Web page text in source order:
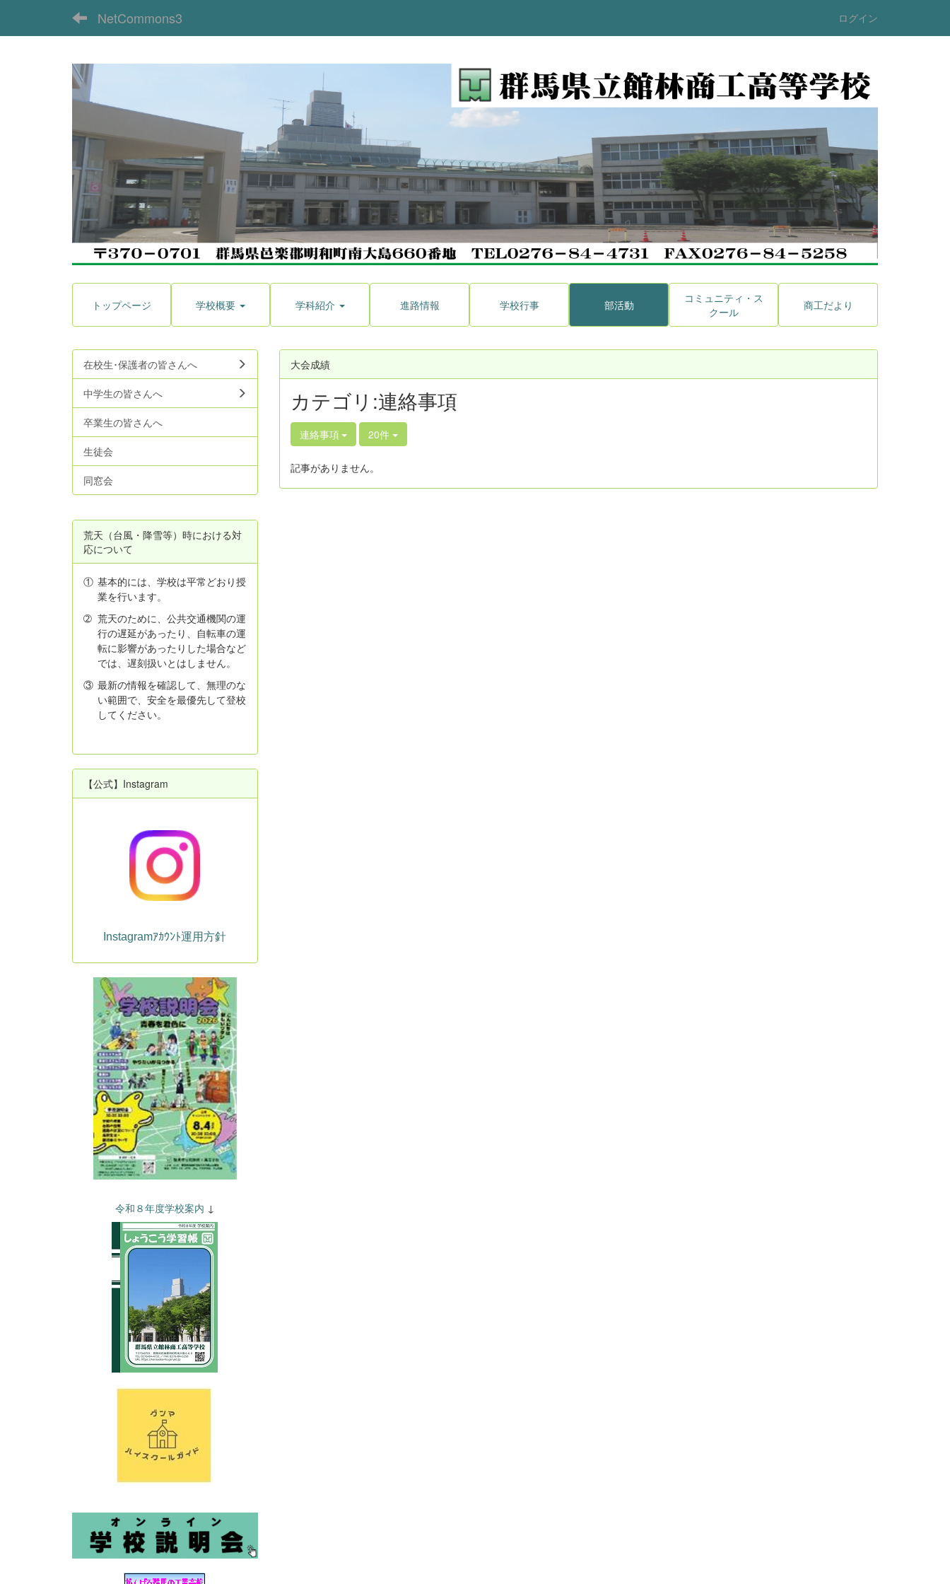
NetCommons3 ログイン
トップページ 学校概要 学科紹介 進路情報 学校行事 部活動
コミュニティ・ス
クール
商工だより
大会成績
カテゴリ:連絡事項
連絡事項 20件
記事がありません。
在校生･保護者の皆さんへ
中学生の皆さんへ
卒業生の皆さんへ
生徒会
同窓会
荒天（台風・降雪等）時における対
応について
① 基本的には、学校は平常どおり授
業を行います。
➁ 荒天のために、公共交通機関の運
行の遅延があったり、自転車の運
転に影響があったりした場合など
では、遅刻扱いとはしません。
③ 最新の情報を確認して、無理のな
い範囲で、安全を最優先して登校
してください。
【公式】Instagram
Instagramｱｶｳﾝﾄ運用方針
令和８年度学校案内 ↓